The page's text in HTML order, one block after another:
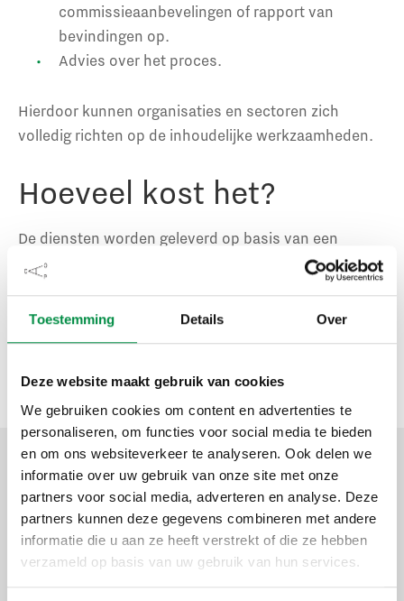
Toestemming Details Over
Deze website maakt gebruik van cookies
We gebruiken cookies om content en advertenties te
personaliseren, om functies voor social media te bieden
en om ons websiteverkeer te analyseren. Ook delen we
informatie over uw gebruik van onze site met onze
partners voor social media, adverteren en analyse. Deze
partners kunnen deze gegevens combineren met andere
informatie die u aan ze heeft verstrekt of die ze hebben
verzameld op basis van uw gebruik van hun services.
commissieaanbevelingen of rapport van
bevindingen op.
Advies over het proces.
Hierdoor kunnen organisaties en sectoren zich
volledig richten op de inhoudelijke werkzaamheden.
Hoeveel kost het?
De diensten worden geleverd op basis van een
uurtarief, dat afhankelijk is van de gevraagde
dienstverlening. Ben je geïnteresseerd? Vraag dan
een vrijblijvende offerte op met het formulier
CAOP ondersteunt ActiZ op vele
manieren
Cees de Wildt
Manager team Arbeid bij ActiZ